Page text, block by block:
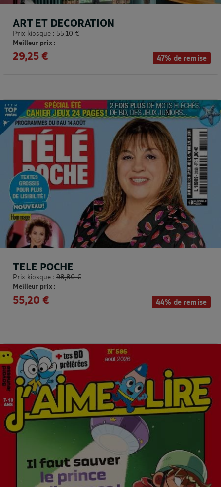
47% de remise
ART ET DECORATION
Prix kiosque : 55,10 €
Meilleur prix :
29,25 €
44% de remise
TELE POCHE
Prix kiosque : 98,80 €
Meilleur prix :
55,20 €